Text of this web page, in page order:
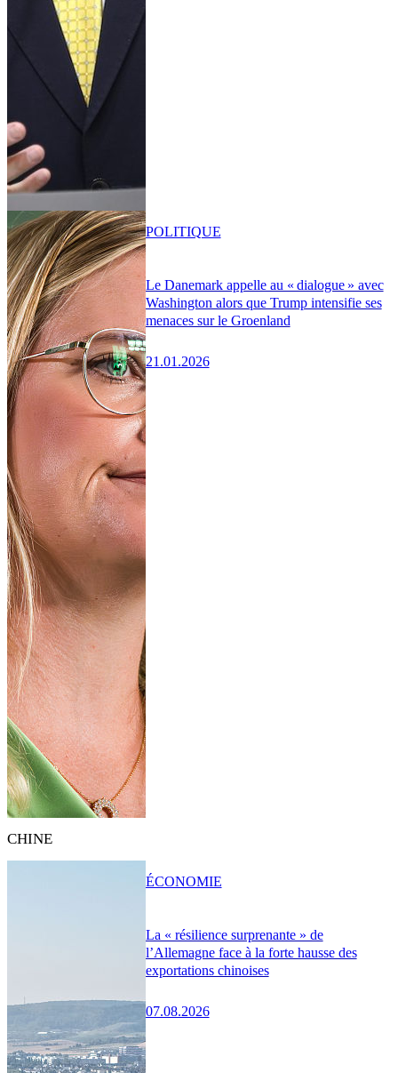
Le Danemark appelle au « dialogue » avec
Washington alors que Trump intensifie ses
menaces sur le Groenland
21.01.2026
POLITIQUE
CHINE
La « résilience surprenante » de
l’Allemagne face à la forte hausse des
exportations chinoises
07.08.2026
ÉCONOMIE